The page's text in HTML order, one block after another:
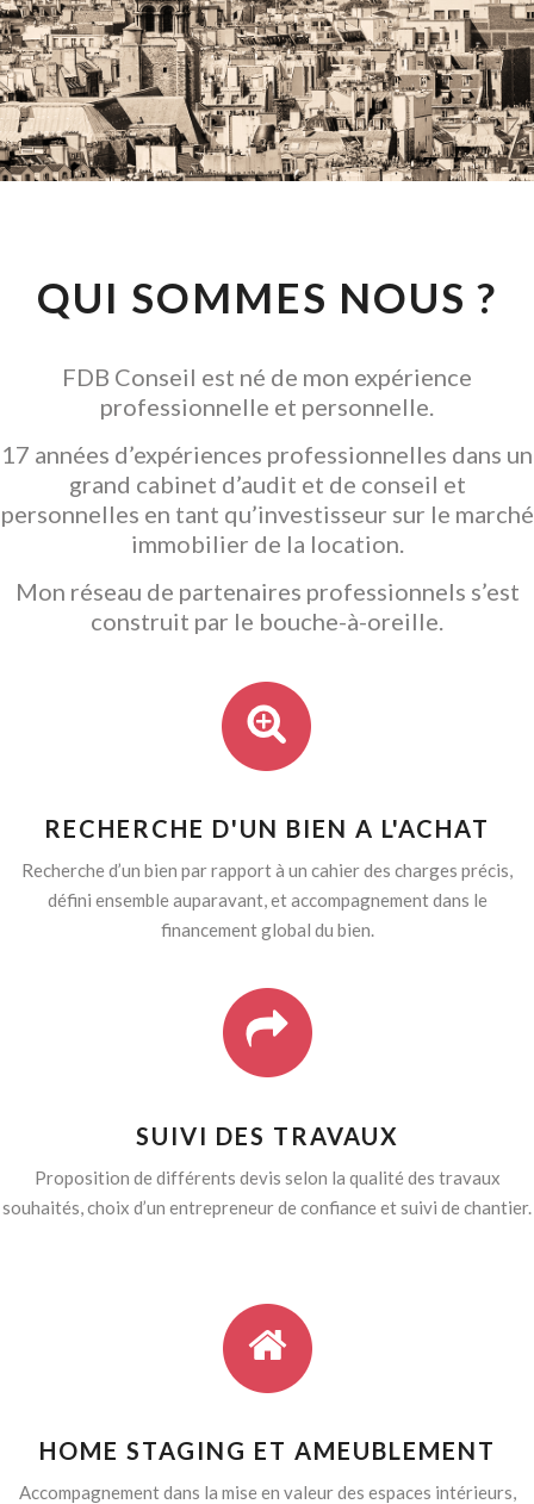
CONSEIL EN
INVESTISSEMENT
LOCATIF
GARANTIR L' ACQUISITION
QUI SOMMES NOUS ?
FDB Conseil est né de mon expérience
professionnelle et personnelle.
17 années d’expériences professionnelles dans un
grand cabinet d’audit et de conseil et
personnelles en tant qu’investisseur sur le marché
immobilier de la location.
Mon réseau de partenaires professionnels s’est
construit par le bouche-à-oreille.
RECHERCHE D'UN BIEN A L'ACHAT
Recherche d’un bien par rapport à un cahier des charges précis,
défini ensemble auparavant, et accompagnement dans le
financement global du bien.
SUIVI DES TRAVAUX
Proposition de différents devis selon la qualité des travaux
souhaités, choix d’un entrepreneur de confiance et suivi de chantier.
HOME STAGING ET AMEUBLEMENT
Accompagnement dans la mise en valeur des espaces intérieurs,